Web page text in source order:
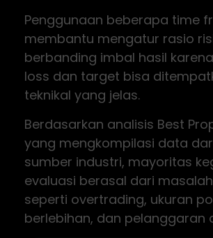
Penggunaan beberapa time
membantu mengatur rasio
berbanding imbal hasil
loss dan target bisa
teknikal yang jelas.
Berdasarkan analisis Best
yang mengkompilasi data
sumber industri, mayoritas
evaluasi berasal dari
seperti overtrading, ukuran
berlebihan, dan pelanggaran